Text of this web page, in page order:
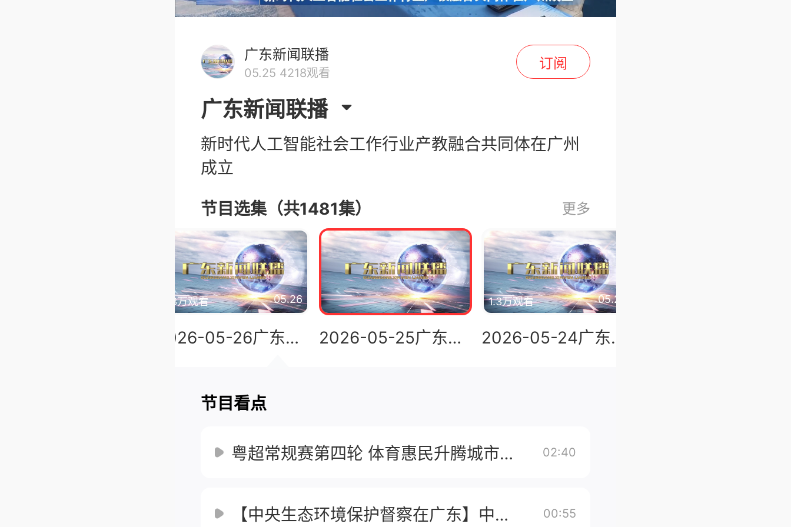
广东新闻联播
05.25 4218观看
订阅
广东新闻联播
新时代人工智能社会工作行业产教融合共同体在广州
成立
节目选集（共1481集） 更多
1.3万观看 05.26
2026-05-26广东新闻联播 2026-05-25广东新闻联播
1.3万观看 05.24
2026-05-24广东新闻联播
节目看点
粤超常规赛第四轮 体育惠民升腾城市温度 02:40
【中央生态环境保护督察在广东】中央第四生态环境保护督察组向广东省交办第十六批群众举报件 00:55